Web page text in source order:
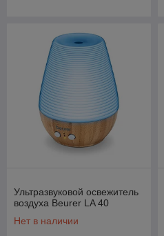
Ультразвуковой освежитель
воздуха Beurer LA 40
Нет в наличии